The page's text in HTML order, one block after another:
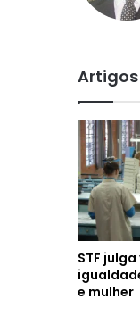
STF
e mulher